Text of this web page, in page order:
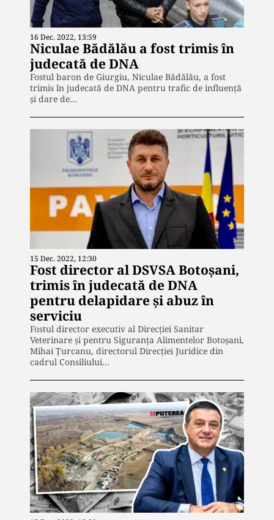
16 Dec. 2022, 13:59
Niculae Bădălău a fost trimis în
judecată de DNA
Fostul baron de Giurgiu, Niculae Bădălău, a fost
trimis în judecată de DNA pentru trafic de influență
și dare de…
15 Dec. 2022, 12:30
Fost director al DSVSA Botoşani,
trimis în judecată de DNA
pentru delapidare și abuz în
serviciu
Fostul director executiv al Direcţiei Sanitar
Veterinare şi pentru Siguranţa Alimentelor Botoşani,
Mihai Ţurcanu, directorul Direcţiei Juridice din
cadrul Consiliului…